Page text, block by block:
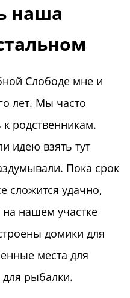
наша
Слободе мне и
лет. Мы часто
родственникам.
идею взять тут
Пока срок
сложится удачно,
нашем участке
домики для
места для
для рыбалки.